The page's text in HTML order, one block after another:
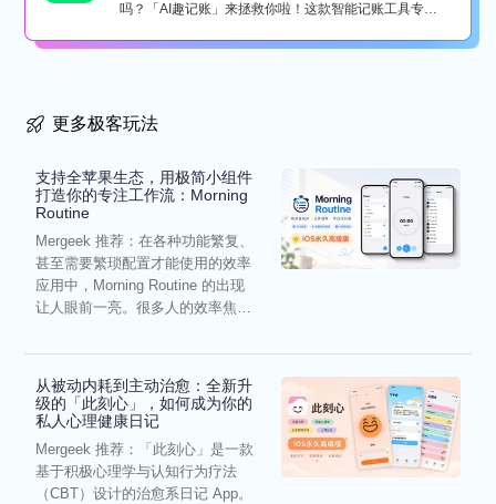
吗？「AI趣记账」来拯救你啦！这款智能记账工具专为
更多极客玩法
支持全苹果生态，用极简小组件
打造你的专注工作流：Morning
Routine
Mergeek 推荐：在各种功能繁复、
甚至需要繁琐配置才能使用的效率
应用中，Morning Routine 的出现
让人眼前一亮。很多人的效率焦
从被动内耗到主动治愈：全新升
级的「此刻心」，如何成为你的
私人心理健康日记
Mergeek 推荐：「此刻心」是一款
基于积极心理学与认知行为疗法
（CBT）设计的治愈系日记 App。